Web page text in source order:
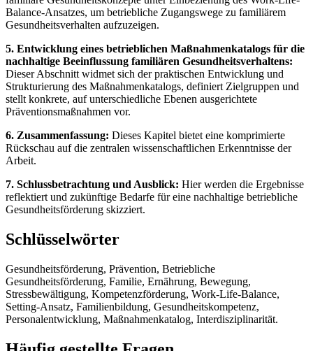
Balance-Ansatzes, um betriebliche Zugangswege zu familiärem
Gesundheitsverhalten aufzuzeigen.
5. Entwicklung eines betrieblichen Maßnahmenkatalogs für die
nachhaltige Beeinflussung familiären Gesundheitsverhaltens:
Dieser Abschnitt widmet sich der praktischen Entwicklung und
Strukturierung des Maßnahmenkatalogs, definiert Zielgruppen und
stellt konkrete, auf unterschiedliche Ebenen ausgerichtete
Präventionsmaßnahmen vor.
6. Zusammenfassung: Dieses Kapitel bietet eine komprimierte
Rückschau auf die zentralen wissenschaftlichen Erkenntnisse der
Arbeit.
7. Schlussbetrachtung und Ausblick: Hier werden die Ergebnisse
reflektiert und zukünftige Bedarfe für eine nachhaltige betriebliche
Gesundheitsförderung skizziert.
Schlüsselwörter
Gesundheitsförderung, Prävention, Betriebliche
Gesundheitsförderung, Familie, Ernährung, Bewegung,
Stressbewältigung, Kompetenzförderung, Work-Life-Balance,
Setting-Ansatz, Familienbildung, Gesundheitskompetenz,
Personalentwicklung, Maßnahmenkatalog, Interdisziplinarität.